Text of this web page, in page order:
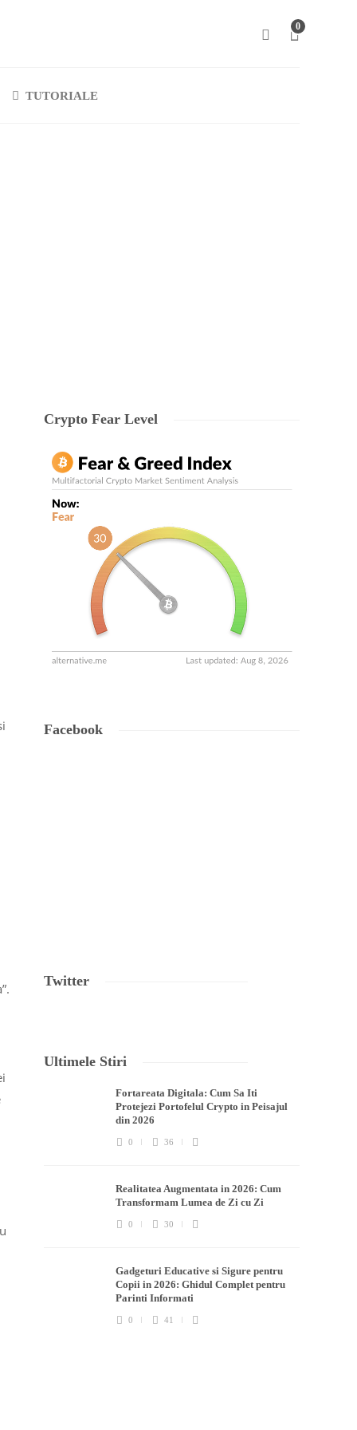
0
TUTORIALE
Crypto Fear Level
Facebook
Twitter
Ultimele Stiri
Fortareata Digitala: Cum Sa Iti
Protejezi Portofelul Crypto in Peisajul
din 2026
0 36
Realitatea Augmentata in 2026: Cum
Transformam Lumea de Zi cu Zi
0 30
Gadgeturi Educative si Sigure pentru
Copii in 2026: Ghidul Complet pentru
Parinti Informati
0 41